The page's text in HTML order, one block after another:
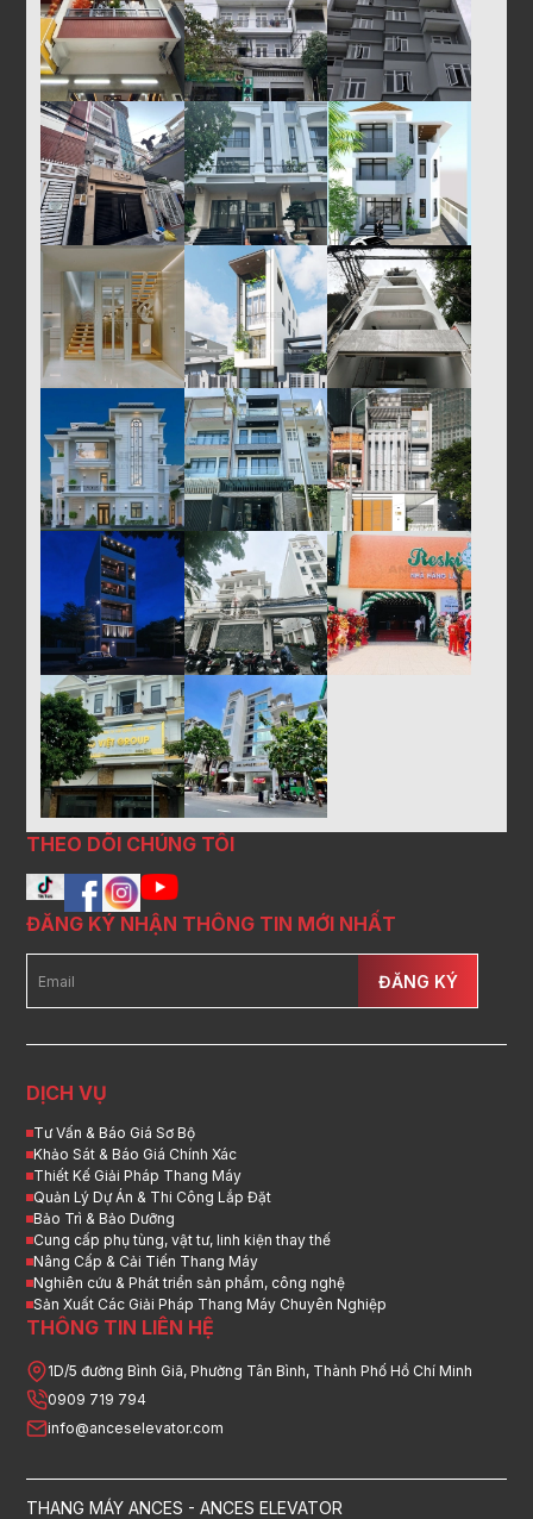
THEO DÕI CHÚNG TÔI
ĐĂNG KÝ NHẬN THÔNG TIN MỚI NHẤT
ĐĂNG KÝ
DỊCH VỤ
Tư Vấn & Báo Giá Sơ Bộ
Khảo Sát & Báo Giá Chính Xác
Thiết Kế Giải Pháp Thang Máy
Quản Lý Dự Án & Thi Công Lắp Đặt
Bảo Trì & Bảo Dưỡng
Cung cấp phụ tùng, vật tư, linh kiện thay thế
Nâng Cấp & Cải Tiến Thang Máy
Nghiên cứu & Phát triển sản phẩm, công nghệ
Sản Xuất Các Giải Pháp Thang Máy Chuyên Nghiệp
THÔNG TIN LIÊN HỆ
1D/5 đường Bình Giã, Phường Tân Bình, Thành Phố Hồ Chí Minh
0909 719 794
info@anceselevator.com
THANG MÁY ANCES - ANCES ELEVATOR